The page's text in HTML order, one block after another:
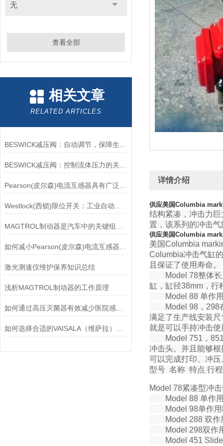
无
查看全部
相关文章
RELATED ARTICLES
激光测速仪维护保养知识总结
浅析MAGTROL制动器的工作原理
如何通过高压灭菌器有效减少医院感染风险？
详情介绍
供应美国Columbia
结构紧凑，冲击力
置，该系列的冲击
供应美国Columbia
美国Columbia
Columbia冲击气缸
且保证了使用寿命。
Model 78整体
缸，缸径38mm，行
Model 88 单作
Model 98，298
满足了生产线安装
就是可以手持冲击
Model 751，
冲击头。并且能够
可以完成打印、冲
型号 名称 特点 行程
Model 78紧凑型冲
Model 88 单作
Model 98单作
Model 288 双
Model 298双作
Model 451